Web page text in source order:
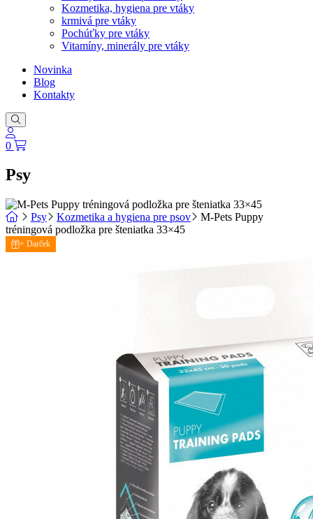
Kozmetika, hygiena pre vtáky
krmivá pre vtáky
Pochúťky pre vtáky
Vitamíny, minerály pre vtáky
Novinka
Blog
Kontakty
0
Psy
Psy Kozmetika a hygiena pre psov
M-Pets Puppy
tréningová podložka pre šteniatka 33×45
+ Darček